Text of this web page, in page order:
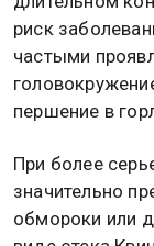
риск
частыми
першение в
При более
значительно
обмороки или